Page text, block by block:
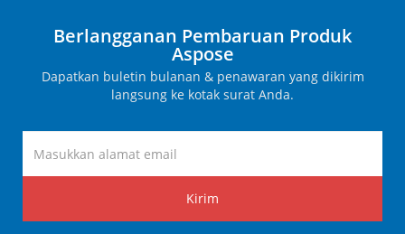
Berlangganan Pembaruan Produk
Aspose
Dapatkan buletin bulanan & penawaran yang dikirim
langsung ke kotak surat Anda.
Kirim